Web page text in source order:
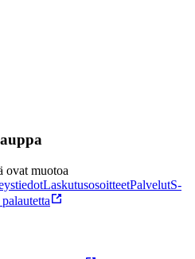
ovat muotoa
LaskutusosoitteetPalvelutS-